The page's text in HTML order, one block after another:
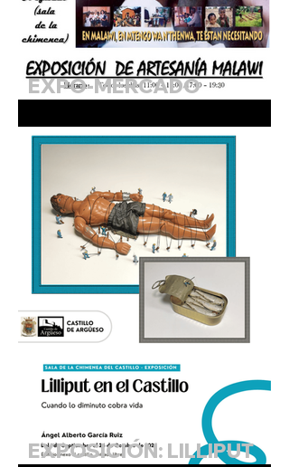
EXPO-MERCADO
Agosto 2026 (Sala de la
EXPOSICIÓN: LILLIPUT